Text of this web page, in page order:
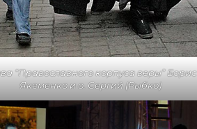
“Православного корпуса веры” Борис
Якеменко и о. Сергий (Рыбко)